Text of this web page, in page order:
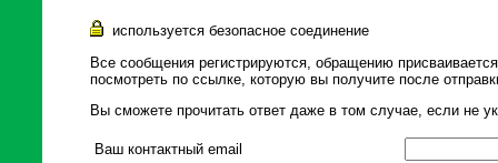
используется безопасное соединение
Все сообщения регистрируются, обращению
посмотреть по ссылке, которую вы получите после
Вы сможете прочитать ответ даже в том случае, если не
Ваш контактный email